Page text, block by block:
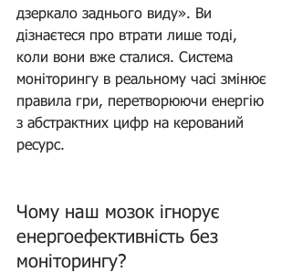
дзеркало заднього виду». Ви
дізнаєтеся про втрати лише тоді,
коли вони вже сталися. Система
моніторингу в реальному часі змінює
правила гри, перетворюючи енергію
з абстрактних цифр на керований
ресурс.
Чому наш мозок ігнорує
енергоефективність без
моніторингу?